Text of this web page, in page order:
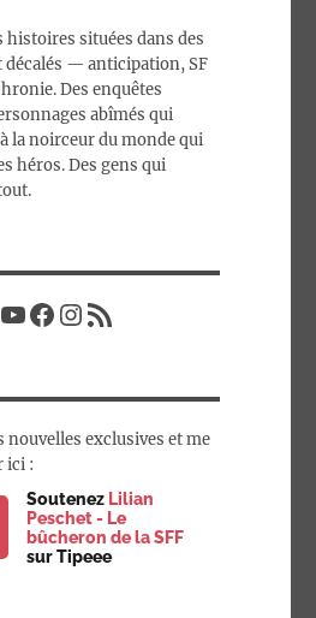
histoires situées dans des
— anticipation, SF
Des enquêtes
abîmés qui
la noirceur du monde qui
héros. Des gens qui
Facebook
Instagram
Flux RSS
nouvelles exclusives et me
ici :
Soutenez Lilian
Peschet - Le
bûcheron de la SFF
sur Tipeee